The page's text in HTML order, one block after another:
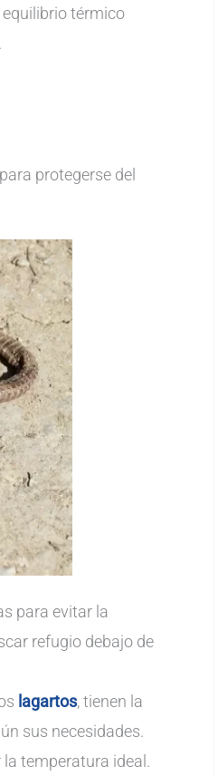
térmico
protegerse del
para evitar la
refugio debajo de
lagartos, tienen la
sus necesidades.
temperatura ideal.